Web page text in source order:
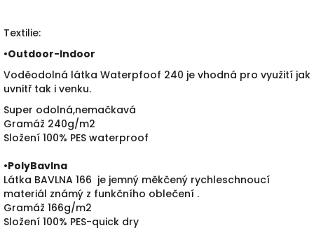
Textilie:
•Outdoor-Indoor
Voděodolná látka Waterpfoof 240 je vhodná pro využití jak
uvnitř tak i venku.
Super odolná,nemačkavá
Gramáž 240g/m2
Složení 100% PES waterproof
•PolyBavlna
Látka BAVLNA 166 je jemný měkčený rychleschnoucí
materiál známý z funkčního oblečení .
Gramáž 166g/m2
Složení 100% PES-quick dry